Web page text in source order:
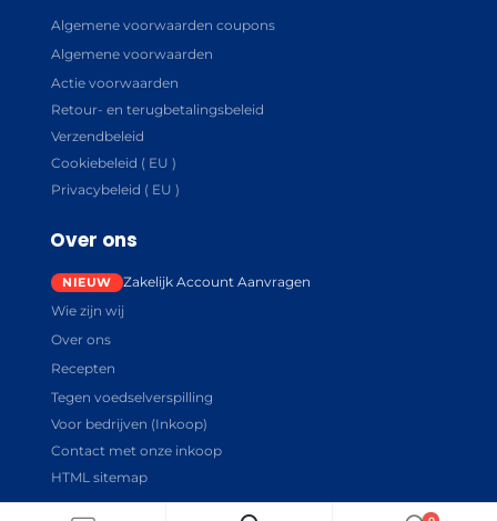
Algemene voorwaarden coupons
Algemene voorwaarden
Actie voorwaarden
Retour- en terugbetalingsbeleid
Verzendbeleid
Cookiebeleid ( EU )
Privacybeleid ( EU )
Over ons
Zakelijk Account Aanvragen
Wie zijn wij
Over ons
Recepten
Tegen voedselverspilling
Voor bedrijven (Inkoop)
Contact met onze inkoop
HTML sitemap